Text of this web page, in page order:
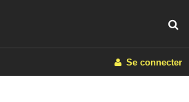
Se connecter